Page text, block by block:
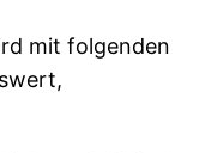
mit folgenden